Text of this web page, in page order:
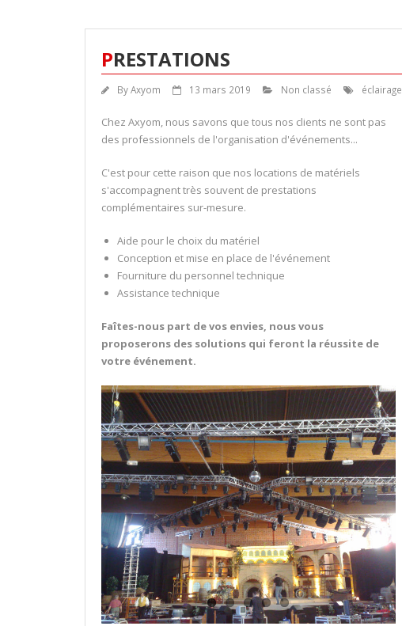
PRESTATIONS
ByAxyom 13 mars 2019 Non classé éclairage
Chez Axyom, nous savons que tous nos clients ne sont pas
des professionnels de l'organisation d'événements...
C'est pour cette raison que nos locations de matériels
s'accompagnent très souvent de prestations
complémentaires sur-mesure.
Aide pour le choix du matériel
Conception et mise en place de l'événement
Fourniture du personnel technique
Assistance technique
Faîtes-nous part de vos envies, nous vous
proposerons des solutions qui feront la réussite de
votre événement.